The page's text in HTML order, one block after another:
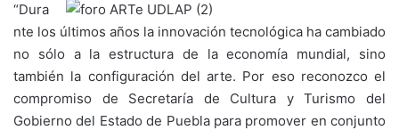
“Dura
nte los últimos años la innovación tecnológica ha cambiado
no sólo a la estructura de la economía mundial, sino
también la configuración del arte. Por eso reconozco el
compromiso de Secretaría de Cultura y Turismo del
Gobierno del Estado de Puebla para promover en conjunto